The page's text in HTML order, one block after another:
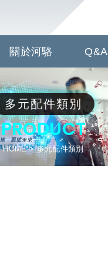
關於河駱 Q&A
多元配件類別
PRODUCT
HOME 多元配件類別